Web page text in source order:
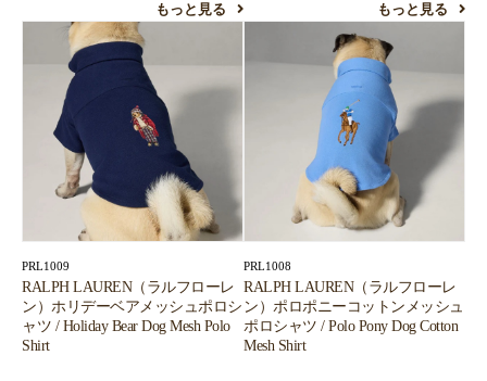
もっと見る もっと見る
PRL1009
RALPH LAUREN（ラルフローレ
ン）ホリデーベアメッシュポロシ
ャツ / Holiday Bear Dog Mesh Polo
Shirt
PRL1008
RALPH LAUREN（ラルフローレ
ン）ポロポニーコットンメッシュ
ポロシャツ / Polo Pony Dog Cotton
Mesh Shirt